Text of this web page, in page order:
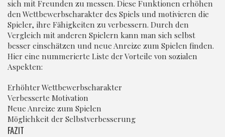
sich mit Freunden zu messen. Diese Funktionen erhöhen
den Wettbewerbscharakter des Spiels und motivieren die
Spieler, ihre Fähigkeiten zu verbessern. Durch den
Vergleich mit anderen Spielern kann man sich selbst
besser einschätzen und neue Anreize zum Spielen finden.
Hier eine nummerierte Liste der Vorteile von sozialen
Aspekten:
Erhöhter Wettbewerbscharakter
Verbesserte Motivation
Neue Anreize zum Spielen
Möglichkeit der Selbstverbesserung
FAZIT